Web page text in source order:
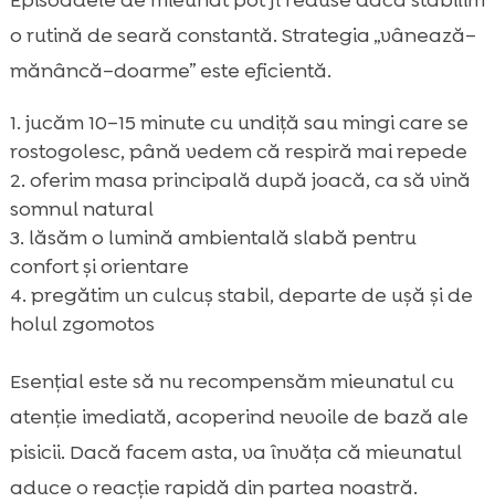
o rutină de seară constantă. Strategia „vânează–
mănâncă–doarme” este eficientă.
jucăm 10–15 minute cu undiță sau mingi care se
rostogolesc, până vedem că respiră mai repede
oferim masa principală după joacă, ca să vină
somnul natural
lăsăm o lumină ambientală slabă pentru
confort și orientare
pregătim un culcuș stabil, departe de ușă și de
holul zgomotos
Esențial este să nu recompensăm mieunatul cu
atenție imediată, acoperind nevoile de bază ale
pisicii. Dacă facem asta, va învăța că mieunatul
aduce o reacție rapidă din partea noastră.